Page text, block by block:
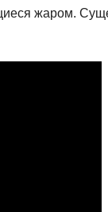
жаром.